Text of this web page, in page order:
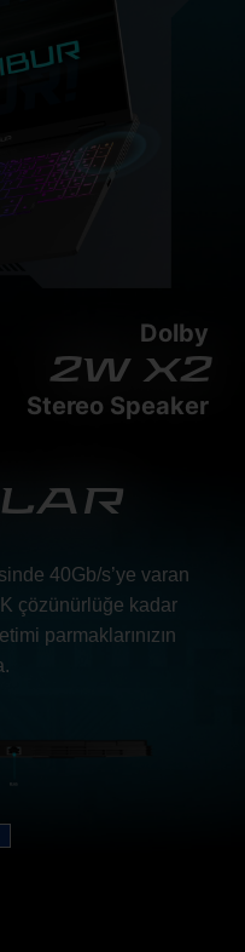
Dolby
2w x2
Stereo Speaker
40Gb/s’ye varan
çözünürlüğe kadar
parmaklarınızın